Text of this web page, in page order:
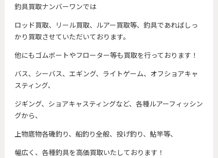
釣具買取ナンバーワンでは
ロッド買取、リール買取、ルアー買取等、釣具であればしっ
かり買取させていただいております。
他にもゴムボートやフローター等も買取を行っております！
バス、シーバス、エギング、ライトゲーム、オフショアキャ
スティング、
ジギング、ショアキャスティングなど、各種ルアーフィッシン
グから、
上物底物各磯釣り、船釣り全般、投げ釣り、鮎竿等、
幅広く、各種釣具を高価買取いたしております！